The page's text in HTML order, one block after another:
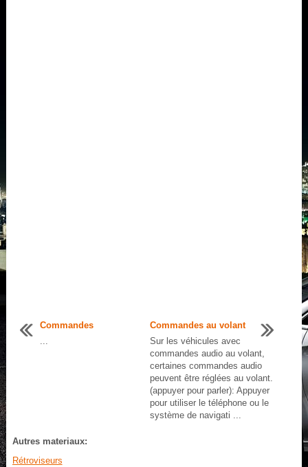
Commandes
...
Commandes au volant
Sur les véhicules avec
commandes audio au volant,
certaines commandes audio
peuvent être réglées au volant.
(appuyer pour parler): Appuyer
pour utiliser le téléphone ou le
système de navigati ...
Autres materiaux:
Rétroviseurs